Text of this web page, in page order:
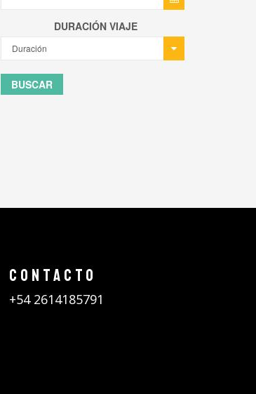
DURACIÓN VIAJE
Duración
BUSCAR
CONTACTO
+54 2614185791